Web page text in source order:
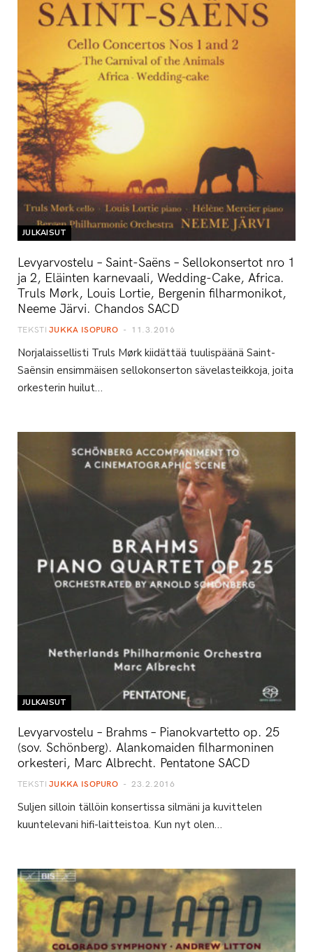
JULKAISUT
Levyarvostelu – Saint-Saëns – Sellokonsertot nro 1
ja 2, Eläinten karnevaali, Wedding-Cake, Africa.
Truls Mørk, Louis Lortie, Bergenin filharmonikot,
Neeme Järvi. Chandos SACD
TEKSTI JUKKA ISOPURO 11.3.2016
Norjalaissellisti Truls Mørk kiidättää tuulispäänä Saint-
Saënsin ensimmäisen sellokonserton sävelasteikkoja, joita
orkesterin huilut…
JULKAISUT
Levyarvostelu – Brahms – Pianokvartetto op. 25
(sov. Schönberg). Alankomaiden filharmoninen
orkesteri, Marc Albrecht. Pentatone SACD
TEKSTI JUKKA ISOPURO 23.2.2016
Suljen silloin tällöin konsertissa silmäni ja kuvittelen
kuuntelevani hifi-laitteistoa. Kun nyt olen…